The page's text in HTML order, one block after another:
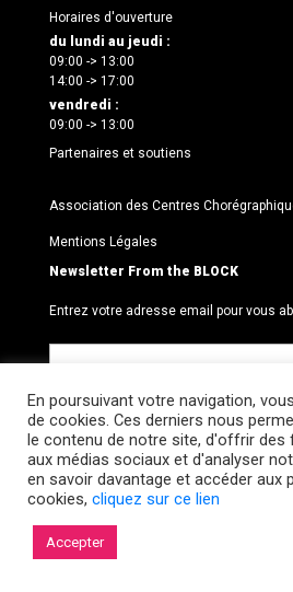
Horaires d'ouverture
du lundi au jeudi :
09:00 -> 13:00
14:00 -> 17:00
vendredi :
09:00 -> 13:00
Partenaires et soutiens
Association des Centres
Mentions Légales
Newsletter From the BLOCK
Entrez votre adresse email pour vous
© 2026 Le BLOCK · CCNR.
En poursuivant votre navigation,
de cookies. Ces derniers nous
le contenu de notre site, d'offrir des
aux médias sociaux et d'analyser
en savoir davantage et accéder aux
cookies, cliquez sur ce lien
Accepter